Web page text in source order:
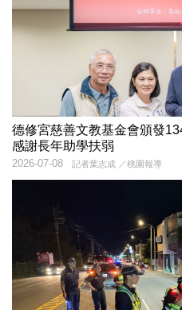
德修宮慈善文教基金會頒發
感謝長年助學扶弱
記者葉志成 ／桃園報導
2026-07-08